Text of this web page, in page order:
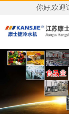
你好,欢迎